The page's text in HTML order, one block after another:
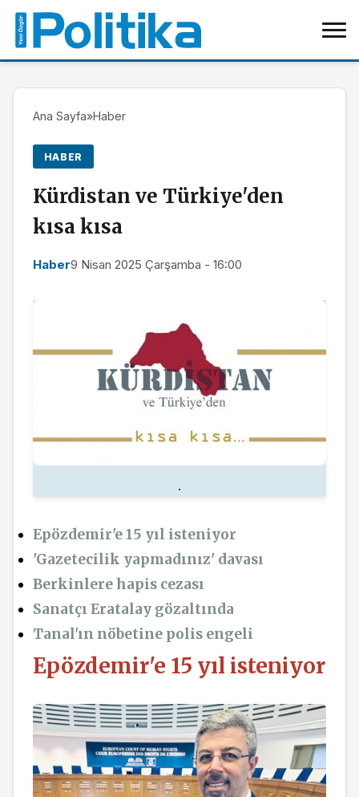
Ana Sayfa»Haber
HABER
Kürdistan ve Türkiye'den
kısa kısa
Haber9 Nisan 2025 Çarşamba - 16:00
.
Epözdemir'e 15 yıl isteniyor
'Gazetecilik yapmadınız' davası
Berkinlere hapis cezası
Sanatçı Eratalay gözaltında
Tanal'ın nöbetine polis engeli
Epözdemir'e 15 yıl isteniyor